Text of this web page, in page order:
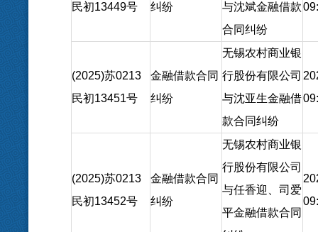
民初13449号
纠纷
与沈斌金融借款
合同纠纷
(2025)苏0213
民初13451号
金融借款合同
纠纷
无锡农村商业银
行股份有限公司
与沈亚生金融借
款合同纠纷
(2025)苏0213
民初13452号
金融借款合同
纠纷
无锡农村商业银
行股份有限公司
与任香迎、司爱
平金融借款合同